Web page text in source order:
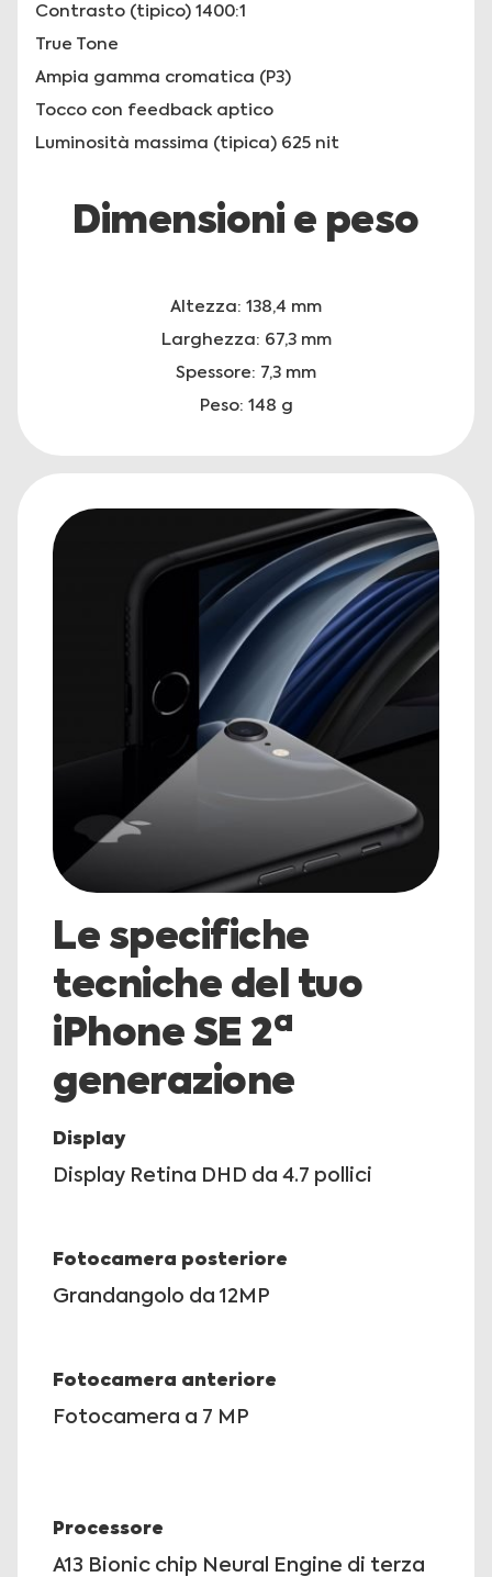
Contrasto (tipico) 1400:1
True Tone
Ampia gamma cromatica (P3)
Tocco con feedback aptico
Luminosità massima (tipica) 625 nit
Dimensioni e peso
Altezza: 138,4 mm
Larghezza: 67,3 mm
Spessore: 7,3 mm
Peso: 148 g
Le specifiche
tecniche del tuo
iPhone SE 2a
generazione
Display
Display Retina DHD da 4.7 pollici
Fotocamera posteriore
Grandangolo da 12MP
Fotocamera anteriore
Fotocamera a 7 MP
Processore
A13 Bionic chip Neural Engine di terza